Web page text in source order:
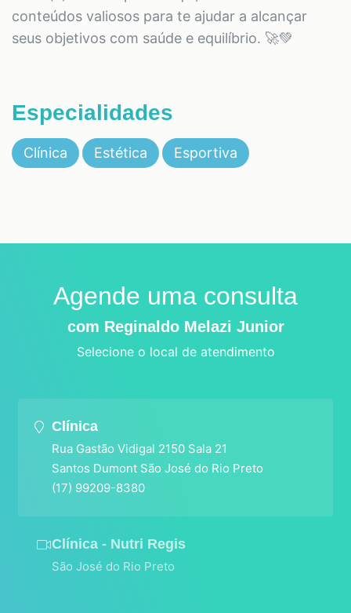
conteúdos valiosos para te ajudar a alcançar
seus objetivos com saúde e equilíbrio. 🚀💚
Especialidades
Clínica Estética Esportiva
Agende uma consulta
com Reginaldo Melazi Junior
Selecione o local de atendimento
Clínica
Rua Gastão Vidigal 2150 Sala 21
Santos Dumont São José do Rio Preto
(17) 99209-8380
Clínica - Nutri Regis
São José do Rio Preto